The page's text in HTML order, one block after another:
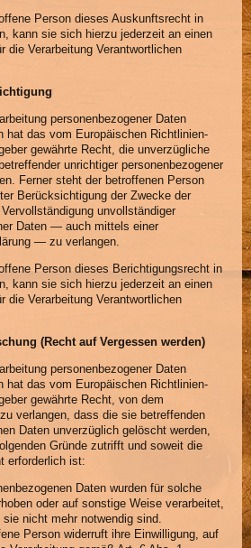
Person dieses Auskunftsrecht in
kann sie sich hierzu jederzeit an einen
die Verarbeitung Verantwortlichen
personenbezogener Daten
hat das vom Europäischen Richtlinien-
gewährte Recht, die unverzügliche
unrichtiger personenbezogener
Ferner steht der betroffenen Person
Berücksichtigung der Zwecke der
unvollständiger
Daten — auch mittels einer
— zu verlangen.
Person dieses Berichtigungsrecht in
kann sie sich hierzu jederzeit an einen
die Verarbeitung Verantwortlichen
(Recht auf Vergessen werden)
personenbezogener Daten
hat das vom Europäischen Richtlinien-
gewährte Recht, von dem
verlangen, dass die sie betreffenden
Daten unverzüglich gelöscht werden,
Gründe zutrifft und soweit die
erforderlich ist:
Daten wurden für solche
oder auf sonstige Weise verarbeitet,
sie nicht mehr notwendig sind.
Person widerruft ihre Einwilligung, auf